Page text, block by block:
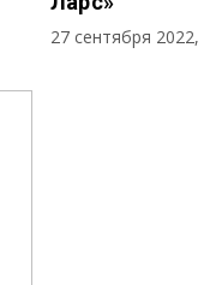
27 сентября 2022,